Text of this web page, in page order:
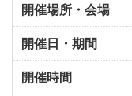
開催場所・会場
開催日・期間
開催時間